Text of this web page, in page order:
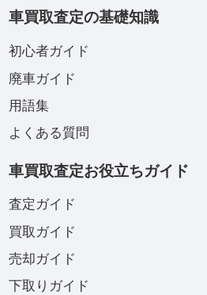
車買取査定の基礎知識
初心者ガイド
廃車ガイド
用語集
よくある質問
車買取査定お役立ちガイド
査定ガイド
買取ガイド
売却ガイド
下取りガイド